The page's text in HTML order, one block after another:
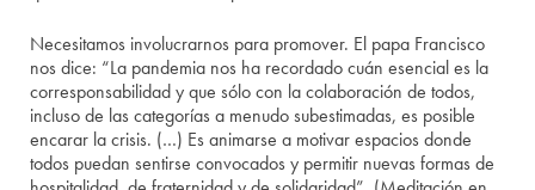
Necesitamos involucrarnos para promover. El papa Francisco
nos dice: “La pandemia nos ha recordado cuán esencial es la
corresponsabilidad y que sólo con la colaboración de todos,
incluso de las categorías a menudo subestimadas, es posible
encarar la crisis. (…) Es animarse a motivar espacios donde
todos puedan sentirse convocados y permitir nuevas formas de